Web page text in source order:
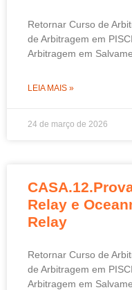
Retornar Curso de
de Arbitragem em
Arbitragem em
LEIA MAIS »
24 de março de 2026
Relay e
Relay
Retornar Curso de
de Arbitragem em
Arbitragem em